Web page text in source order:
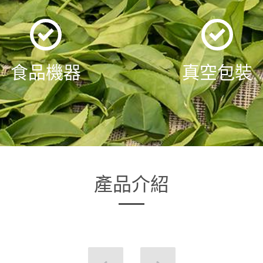
食品機器 真空包裝
產品介紹